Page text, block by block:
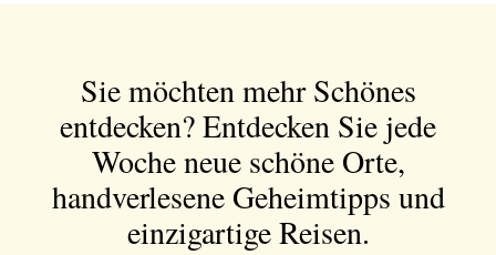
Sie möchten mehr Schönes
entdecken?Entdecken Sie jede
Woche neue schöne Orte,
handverlesene Geheimtipps und
einzigartige Reisen.